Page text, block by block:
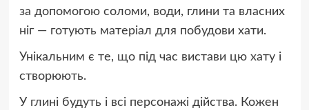
за допомогою соломи, води, глини та власних
ніг — готують матеріал для побудови хати.
Унікальним є те, що під час вистави цю хату і
створюють.
У глині будуть і всі персонажі дійства. Кожен